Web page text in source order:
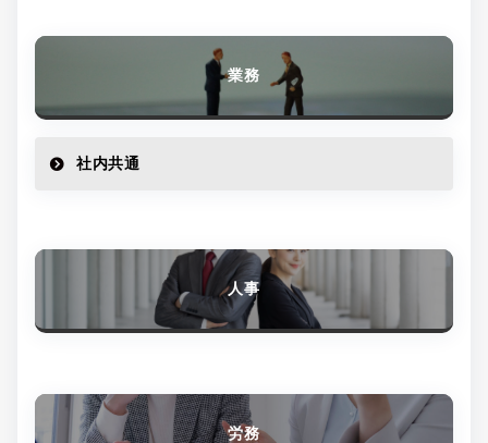
業務
社内共通
人事
労務